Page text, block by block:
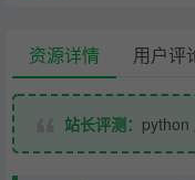
资源详情 用户评
站长评测： python